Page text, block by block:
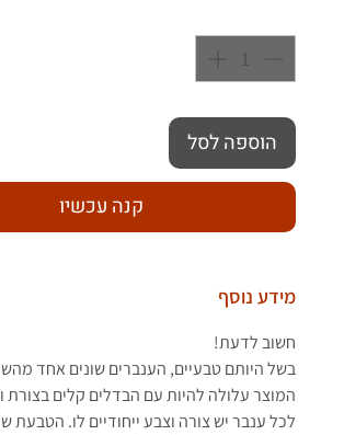
הוספה לסל
קנה עכשיו
מידע נוסף
חשוב לדעת!
בשל היותם טבעיים, הענברים שונים אחד
המוצר עלולה להיות עם הבדלים קלים בצורת
לכל ענבר יש צורה וצבע ייחודיים לו. הטבעת